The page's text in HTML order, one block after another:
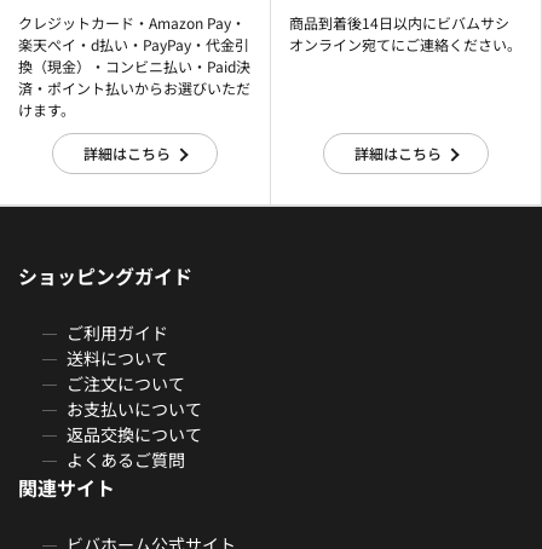
クレジットカード・Amazon Pay・
楽天ぺイ・d払い・PayPay・代金引
換（現金）・コンビニ払い・Paid決
済・ポイント払いからお選びいただ
けます。
詳細はこちら
商品到着後14日以内にビバムサシ
オンライン宛てにご連絡ください。
詳細はこちら
ショッピングガイド
ご利用ガイド
送料について
ご注文について
お支払いについて
返品交換について
よくあるご質問
関連サイト